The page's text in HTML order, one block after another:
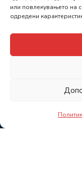
или повлекувањето на
одредени